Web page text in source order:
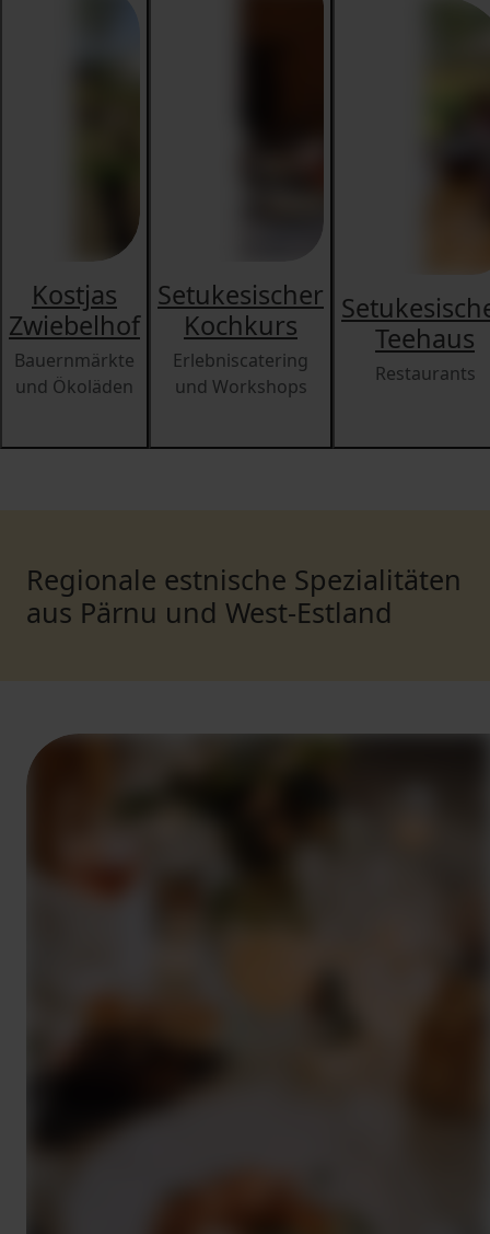
Kostjas
Zwiebelhof
Bauernmärkte
und Ökoläden
Setukesischer
Kochkurs
Erlebniscatering
und Workshops
Teehaus
Restaurants
Regionale estnische Spezialitäten
aus Pärnu und West-Estland